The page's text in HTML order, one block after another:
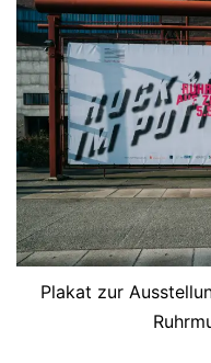
i
s
b
u
r
g
H
Plakat zur